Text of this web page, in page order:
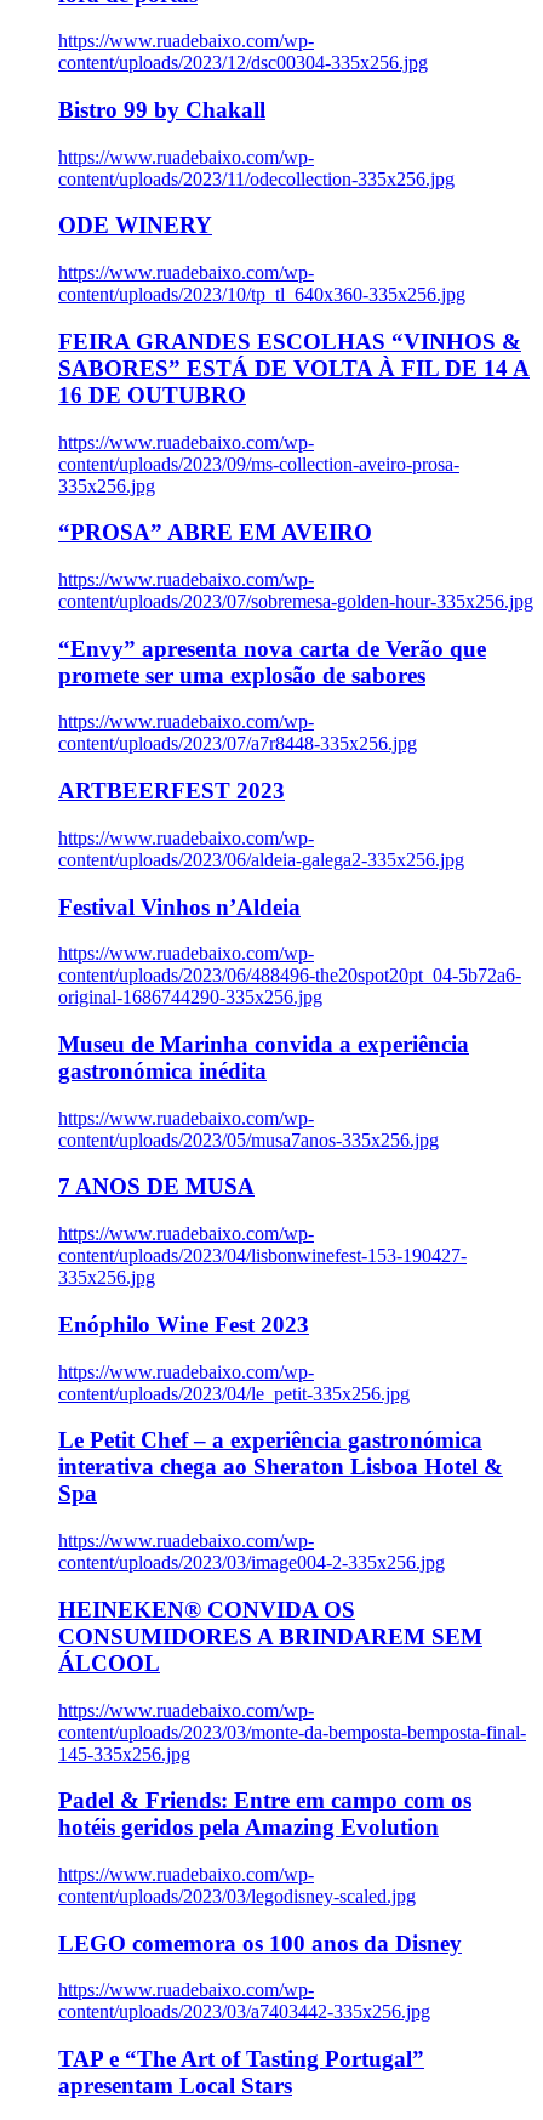
https://www.ruadebaixo.com/wp-
content/uploads/2023/12/dsc00304-335x256.jpg
Bistro 99 by Chakall
https://www.ruadebaixo.com/wp-
content/uploads/2023/11/odecollection-335x256.jpg
ODE WINERY
https://www.ruadebaixo.com/wp-
content/uploads/2023/10/tp_tl_640x360-335x256.jpg
FEIRA GRANDES ESCOLHAS “VINHOS &
SABORES” ESTÁ DE VOLTA À FIL DE 14 A
16 DE OUTUBRO
https://www.ruadebaixo.com/wp-
content/uploads/2023/09/ms-collection-aveiro-prosa-
335x256.jpg
“PROSA” ABRE EM AVEIRO
https://www.ruadebaixo.com/wp-
content/uploads/2023/07/sobremesa-golden-hour-335x256.jpg
“Envy” apresenta nova carta de Verão que
promete ser uma explosão de sabores
https://www.ruadebaixo.com/wp-
content/uploads/2023/07/a7r8448-335x256.jpg
ARTBEERFEST 2023
https://www.ruadebaixo.com/wp-
content/uploads/2023/06/aldeia-galega2-335x256.jpg
Festival Vinhos n’Aldeia
https://www.ruadebaixo.com/wp-
content/uploads/2023/06/488496-the20spot20pt_04-5b72a6-
original-1686744290-335x256.jpg
Museu de Marinha convida a experiência
gastronómica inédita
https://www.ruadebaixo.com/wp-
content/uploads/2023/05/musa7anos-335x256.jpg
7 ANOS DE MUSA
https://www.ruadebaixo.com/wp-
content/uploads/2023/04/lisbonwinefest-153-190427-
335x256.jpg
Enóphilo Wine Fest 2023
https://www.ruadebaixo.com/wp-
content/uploads/2023/04/le_petit-335x256.jpg
Le Petit Chef – a experiência gastronómica
interativa chega ao Sheraton Lisboa Hotel &
Spa
https://www.ruadebaixo.com/wp-
content/uploads/2023/03/image004-2-335x256.jpg
HEINEKEN® CONVIDA OS
CONSUMIDORES A BRINDAREM SEM
ÁLCOOL
https://www.ruadebaixo.com/wp-
content/uploads/2023/03/monte-da-bemposta-bemposta-final-
145-335x256.jpg
Padel & Friends: Entre em campo com os
hotéis geridos pela Amazing Evolution
https://www.ruadebaixo.com/wp-
content/uploads/2023/03/legodisney-scaled.jpg
LEGO comemora os 100 anos da Disney
https://www.ruadebaixo.com/wp-
content/uploads/2023/03/a7403442-335x256.jpg
TAP e “The Art of Tasting Portugal”
apresentam Local Stars